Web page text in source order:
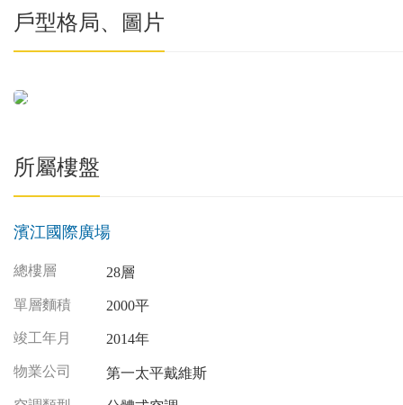
戶型格局、圖片
所屬樓盤
濱江國際廣場
總樓層 28層
單層麵積 2000平
竣工年月 2014年
物業公司 第一太平戴維斯